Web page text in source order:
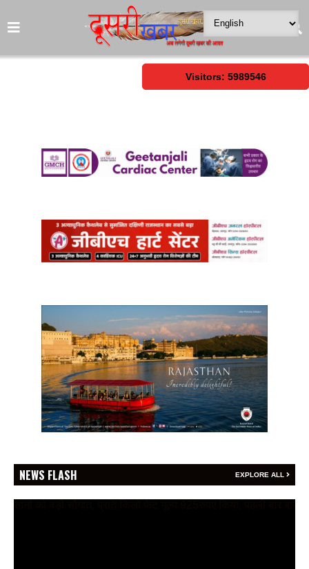
Visitors: 5989546
NEWS FLASH EXPLORE ALL